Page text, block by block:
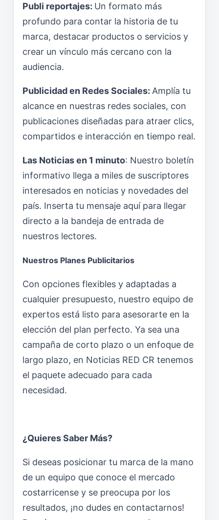
Publi reportajes: Un formato más
profundo para contar la historia de tu
marca, destacar productos o servicios y
crear un vínculo más cercano con la
audiencia.
Publicidad en Redes Sociales: Amplía tu
alcance en nuestras redes sociales, con
publicaciones diseñadas para atraer clics,
compartidos e interacción en tiempo real.
Las Noticias en 1 minuto: Nuestro boletín
informativo llega a miles de suscriptores
interesados en noticias y novedades del
país. Inserta tu mensaje aquí para llegar
directo a la bandeja de entrada de
nuestros lectores.
Nuestros Planes Publicitarios
Con opciones flexibles y adaptadas a
cualquier presupuesto, nuestro equipo de
expertos está listo para asesorarte en la
elección del plan perfecto. Ya sea una
campaña de corto plazo o un enfoque de
largo plazo, en Noticias RED CR tenemos
el paquete adecuado para cada
necesidad.
¿Quieres Saber Más?
Si deseas posicionar tu marca de la mano
de un equipo que conoce el mercado
costarricense y se preocupa por los
resultados, ¡no dudes en contactarnos!